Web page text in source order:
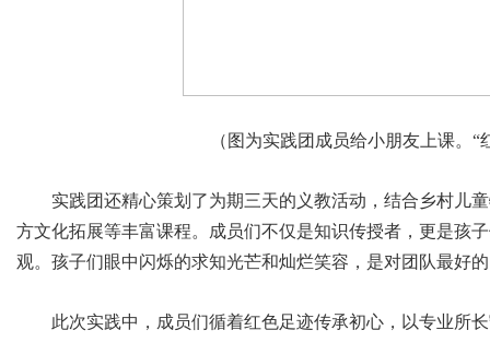
（图为实践团成员给小朋友上课。
实践团还精心策划了为期三天的义教活动，结合乡村儿
方文化拓展等丰富课程。成员们不仅是知识传授者，更是孩
观。孩子们眼中闪烁的求知光芒和灿烂笑容，是对团队最好
此次实践中，成员们循着红色足迹传承初心，以专业所